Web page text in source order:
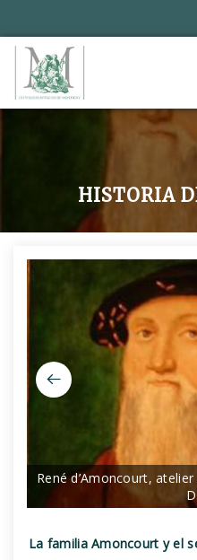
HISTORIA
René d’Amoncourt,
La familia Amoncourt y el